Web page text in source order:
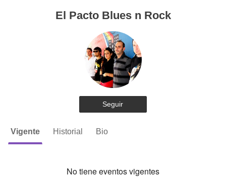
El Pacto Blues n Rock
Seguir
Vigente Historial Bio
No tiene eventos vigentes